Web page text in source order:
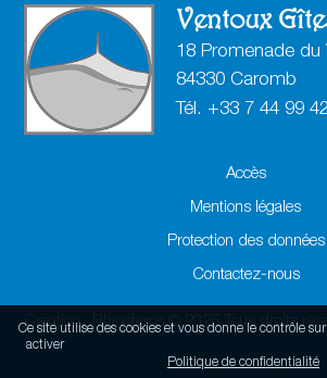
Ventoux
18 Promenade du
84330 Caromb
Tél. +33 7 44 99 42
Accès
Mentions légales
Protection des données
Contactez-nous
Création : Rhinoferos© 2025 Tous droits
Ce site utilise des cookies et vous donne le contrôle
activer
Politique de confidentialité